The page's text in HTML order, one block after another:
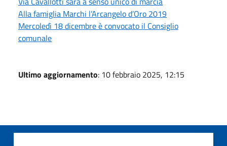
Alla famiglia Marchi l’Arcangelo d’Oro 2019
Mercoledì 18 dicembre è convocato il Consiglio
comunale
Ultimo aggiornamento: 10 febbraio 2025, 12:15